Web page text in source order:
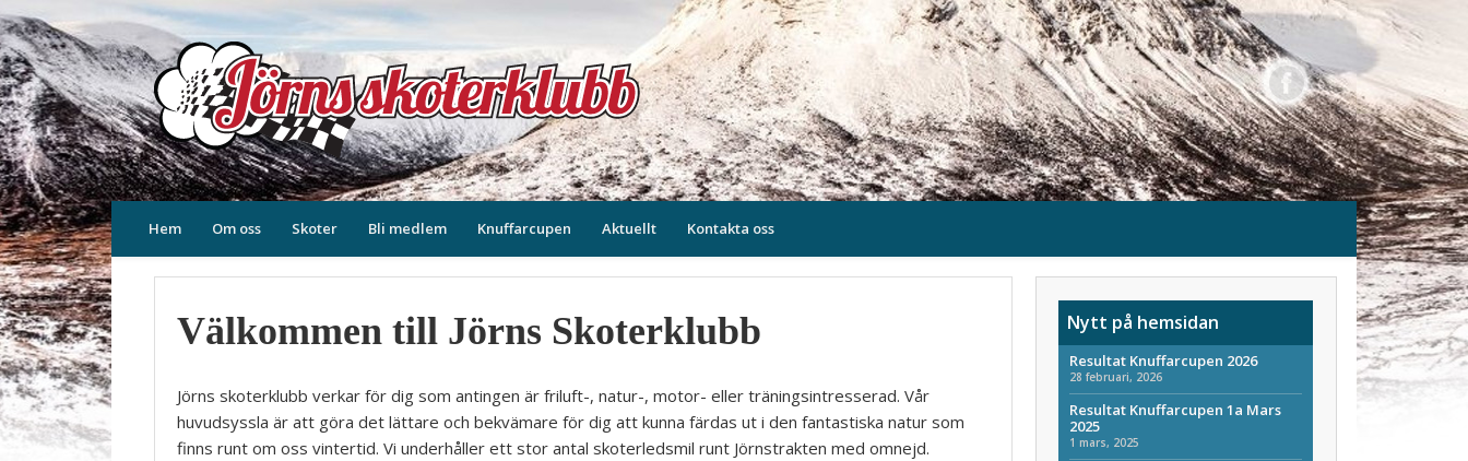
Facebook
Hem Om oss Skoter Bli medlem Knuffarcupen Aktuellt Kontakta oss
Välkommen till Jörns Skoterklubb
Jörns skoterklubb verkar för dig som antingen är friluft-, natur-, motor- eller träningsintresserad. Vår
huvudsyssla är att göra det lättare och bekvämare för dig att kunna färdas ut i den fantastiska natur som
finns runt om oss vintertid. Vi underhåller ett stor antal skoterledsmil runt Jörnstrakten med omnejd.
Nytt på hemsidan
Resultat Knuffarcupen 2026
28 februari, 2026
Resultat Knuffarcupen 1a Mars
2025
1 mars, 2025